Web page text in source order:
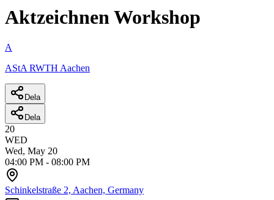
Aktzeichnen Workshop
A
AStA RWTH Aachen
Dela
Dela
20
WED
Wed, May 20
04:00 PM - 08:00 PM
Schinkelstraße 2, Aachen, Germany